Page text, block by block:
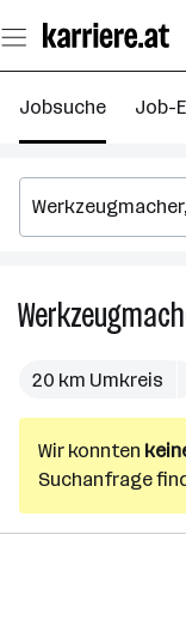
Seiteninhalt
springen
Jobsuche Job-
20 km Umkreis
Wir konnten
Suchanfrage